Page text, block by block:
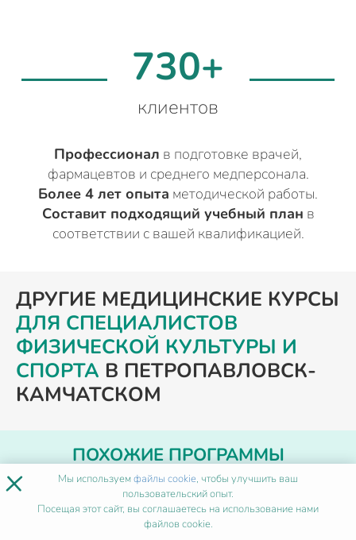
730+
клиентов
Профессионал в подготовке врачей,
фармацевтов и среднего медперсонала.
Более 4 лет опыта методической работы.
Составит подходящий учебный план в
соответствии с вашей квалификацией.
ДРУГИЕ МЕДИЦИНСКИЕ КУРСЫ
ДЛЯ СПЕЦИАЛИСТОВ
ФИЗИЧЕСКОЙ КУЛЬТУРЫ И
СПОРТА В ПЕТРОПАВЛОВСК-
КАМЧАТСКОМ
ПОХОЖИЕ ПРОГРАММЫ
Семейная нутрициология
× Мы используемфайлы cookie, чтобы улучшить ваш
пользовательский опыт.
Посещая этот сайт, вы соглашаетесь на использование нами
файлов cookie.